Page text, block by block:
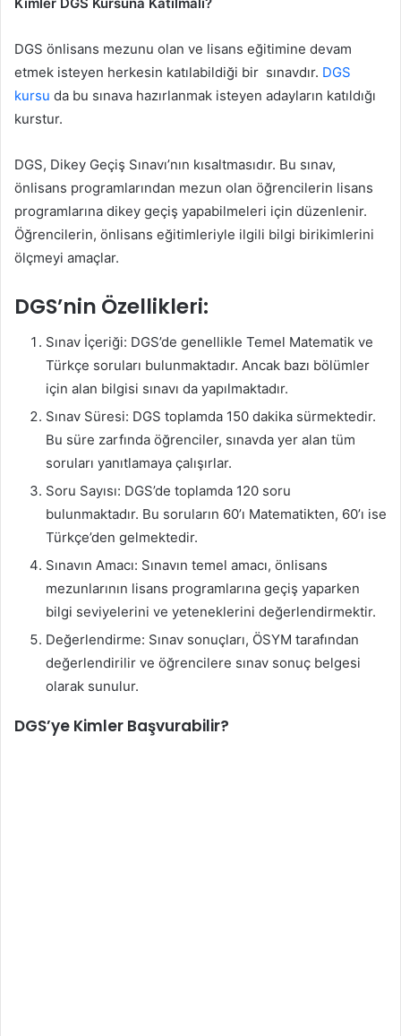
DGS önlisans mezunu olan ve lisans eğitimine devam
etmek isteyen herkesin katılabildiği bir sınavdır. DGS
kursu da bu sınava hazırlanmak isteyen adayların katıldığı
kurstur.
DGS, Dikey Geçiş Sınavı’nın kısaltmasıdır. Bu sınav,
önlisans programlarından mezun olan öğrencilerin lisans
programlarına dikey geçiş yapabilmeleri için düzenlenir.
Öğrencilerin, önlisans eğitimleriyle ilgili bilgi birikimlerini
ölçmeyi amaçlar.
DGS’nin Özellikleri:
Sınav İçeriği: DGS’de genellikle Temel Matematik ve
Türkçe soruları bulunmaktadır. Ancak bazı bölümler
için alan bilgisi sınavı da yapılmaktadır.
Sınav Süresi: DGS toplamda 150 dakika sürmektedir.
Bu süre zarfında öğrenciler, sınavda yer alan tüm
soruları yanıtlamaya çalışırlar.
Soru Sayısı: DGS’de toplamda 120 soru
bulunmaktadır. Bu soruların 60’ı Matematikten, 60’ı ise
Türkçe’den gelmektedir.
Sınavın Amacı: Sınavın temel amacı, önlisans
mezunlarının lisans programlarına geçiş yaparken
bilgi seviyelerini ve yeteneklerini değerlendirmektir.
Değerlendirme: Sınav sonuçları, ÖSYM tarafından
değerlendirilir ve öğrencilere sınav sonuç belgesi
olarak sunulur.
DGS’ye Kimler Başvurabilir?